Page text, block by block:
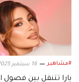
#مشاهير 16 سبتمبر 2025
يارا تتنقل بين فصول